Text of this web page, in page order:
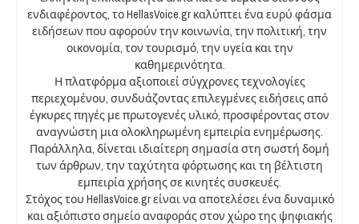
ενδιαφέροντος, το HellasVoice.gr καλύπτει ένα ευρύ φάσμα
ειδήσεων που αφορούν την κοινωνία, την πολιτική, την
οικονομία, τον τουρισμό, την υγεία και την
καθημερινότητα.
Η πλατφόρμα αξιοποιεί σύγχρονες τεχνολογίες
περιεχομένου, συνδυάζοντας επιλεγμένες ειδήσεις από
έγκυρες πηγές με πρωτογενές υλικό, προσφέροντας στον
αναγνώστη μια ολοκληρωμένη εμπειρία ενημέρωσης.
Παράλληλα, δίνεται ιδιαίτερη σημασία στη σωστή δομή
των άρθρων, την ταχύτητα φόρτωσης και τη βέλτιστη
εμπειρία χρήσης σε κινητές συσκευές.
Στόχος του HellasVoice.gr είναι να αποτελέσει ένα δυναμικό
και αξιόπιστο σημείο αναφοράς στον χώρο της ψηφιακής